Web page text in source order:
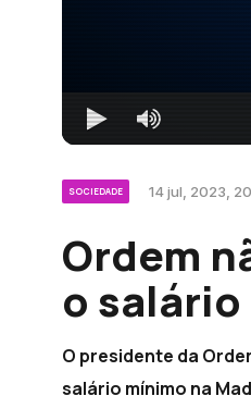
SOCIEDADE 14 jul, 2023,
Ordem
o
O presidente da
salário mínimo na